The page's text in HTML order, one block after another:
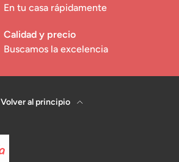
En tu casa rápidamente
Calidad y precio
Buscamos la excelencia
Volver al principio